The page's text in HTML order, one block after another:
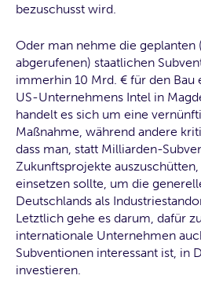
bezuschusst wird.
Oder man nehme die
abgerufenen) staatlichen
immerhin 10 Mrd. € für den Bau
US-Unternehmens Intel in
handelt es sich um eine
Maßnahme, während andere
dass man, statt Milliarden-
Zukunftsprojekte
einsetzen sollte, um die
Deutschlands als
Letztlich gehe es darum, dafür
internationale Unternehmen
Subventionen interessant ist, in
investieren.